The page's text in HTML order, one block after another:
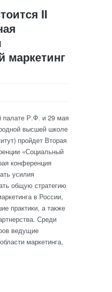
II
маркетинг
палате Р.Ф. и 29 мая
высшей школе
пройдет Вторая
«Социальный
конференция
усилия
общую стратегию
в России,
практики, а также
Среди
ведущие
маркетинга,